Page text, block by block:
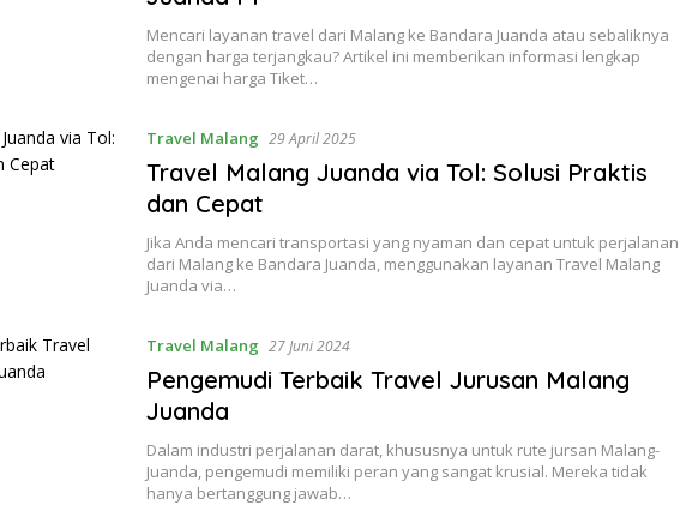
Mencari layanan travel dari Malang ke Bandara Juanda atau sebaliknya
dengan harga terjangkau? Artikel ini memberikan informasi lengkap
mengenai harga Tiket…
Travel Malang 29 April 2025
Travel Malang Juanda via Tol: Solusi Praktis
dan Cepat
Jika Anda mencari transportasi yang nyaman dan cepat untuk perjalanan
dari Malang ke Bandara Juanda, menggunakan layanan Travel Malang
Juanda via…
Travel Malang 27 Juni 2024
Pengemudi Terbaik Travel Jurusan Malang
Juanda
Dalam industri perjalanan darat, khususnya untuk rute jursan Malang-
Juanda, pengemudi memiliki peran yang sangat krusial. Mereka tidak
hanya bertanggung jawab…